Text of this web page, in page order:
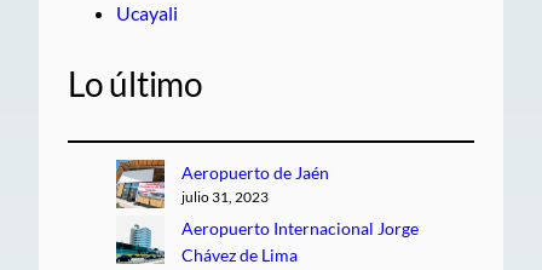
Ucayali
Lo último
Aeropuerto de Jaén
julio 31, 2023
Aeropuerto Internacional Jorge
Chávez de Lima